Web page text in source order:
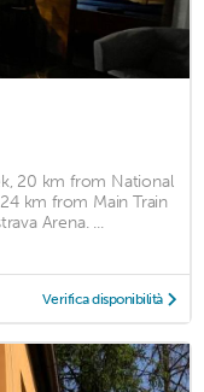
20 km from National
km from Main Train
Arena. ...
Verifica disponibilità